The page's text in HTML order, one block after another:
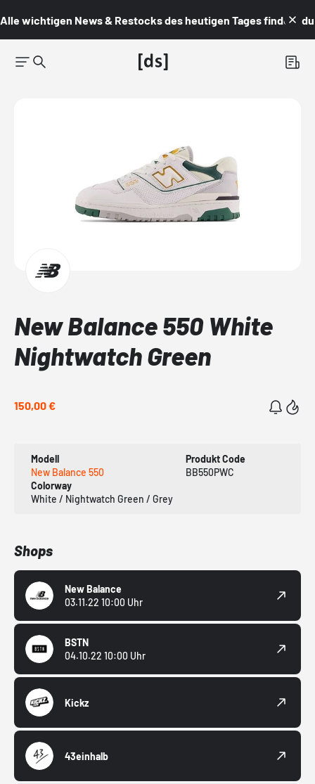
Alle wichtigen News & Restocks des heutigen Tages findest du
New Balance 550 White
Nightwatch Green
150,00 €
Modell
New Balance 550
Produkt Code
BB550PWC
Colorway
White / Nightwatch Green / Grey
Shops
New Balance
03.11.22 10:00 Uhr
BSTN
04.10.22 10:00 Uhr
Kickz
43einhalb